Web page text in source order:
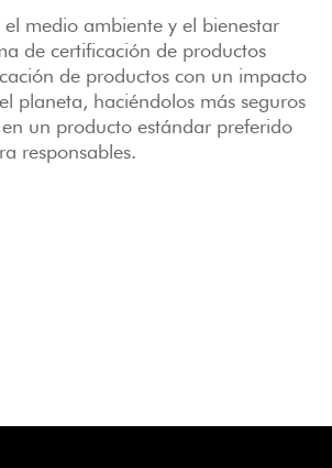
medio ambiente y el bienestar
de certificación de productos
de productos con un impacto
planeta, haciéndolos más seguros
un producto estándar preferido
responsables.